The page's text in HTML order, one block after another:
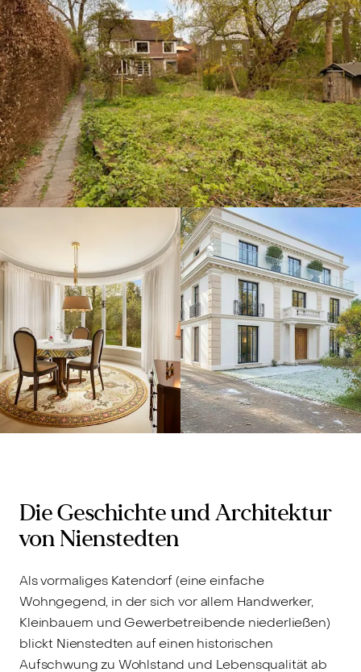
Hamburg-
Nienstedten,
22609 -
1.880.000 €
Die Geschichte und Architektur
von Nienstedten
Als vormaliges Katendorf (eine einfache
Wohngegend, in der sich vor allem Handwerker,
Kleinbauern und Gewerbetreibende niederließen)
blickt Nienstedten auf einen historischen
Aufschwung zu Wohlstand und Lebensqualität ab